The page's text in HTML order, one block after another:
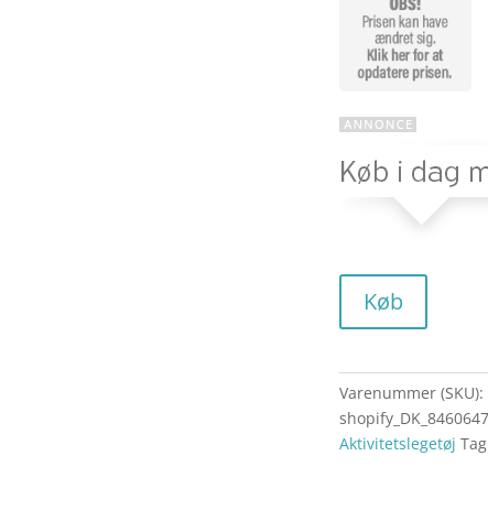
Køb
Varenummer (SKU):
Aktivitetslegetøj